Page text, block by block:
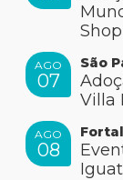
AGO
07
São
Villa
AGO
08